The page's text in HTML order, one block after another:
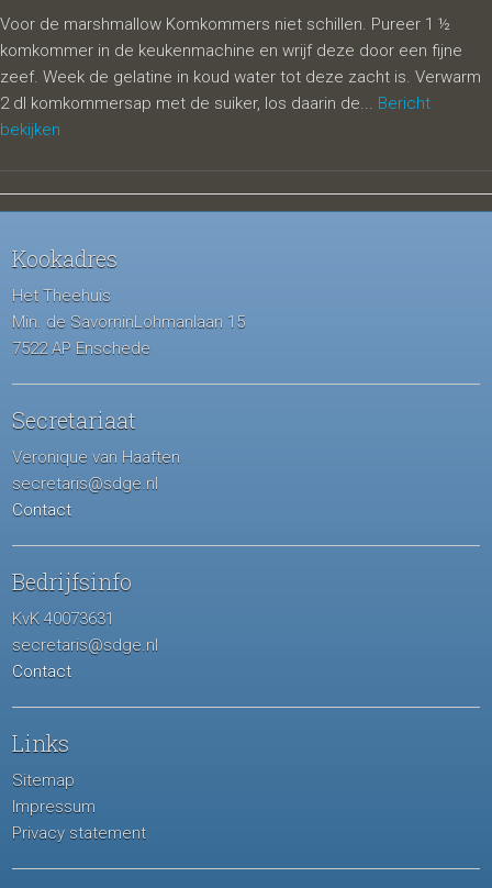
Voor de marshmallow Komkommers niet schillen. Pureer 1 ½
komkommer in de keukenmachine en wrijf deze door een fijne
zeef. Week de gelatine in koud water tot deze zacht is. Verwarm
2 dl komkommersap met de suiker, los daarin de... Bericht
bekijken
Kookadres
Het Theehuis
Min. de SavorninLohmanlaan 15
7522 AP Enschede
Secretariaat
Veronique van Haaften
secretaris@sdge.nl
Contact
Bedrijfsinfo
KvK 40073631
secretaris@sdge.nl
Contact
Links
Sitemap
Impressum
Privacy statement